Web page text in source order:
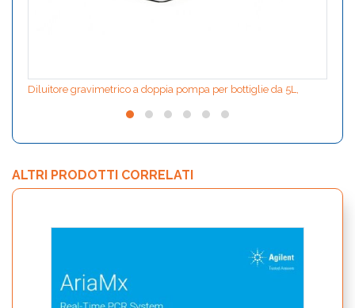
Diluitore gravimetrico a doppia pompa per bottiglie da 5L,
ALTRI PRODOTTI CORRELATI